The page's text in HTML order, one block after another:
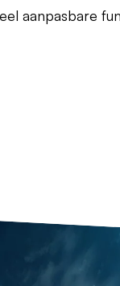
aanpasbare